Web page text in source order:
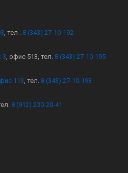
, тел . 8 (343) 27-10-192
3 , офис 513, тел. 8 (343) 27-10-195
113 , тел. 8 (343) 27-10-193
8 (912) 230-20-41